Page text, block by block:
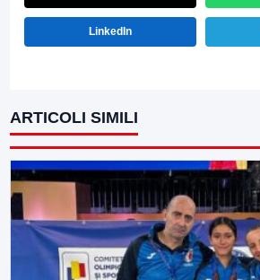
LinkedIn
ARTICOLI SIMILI